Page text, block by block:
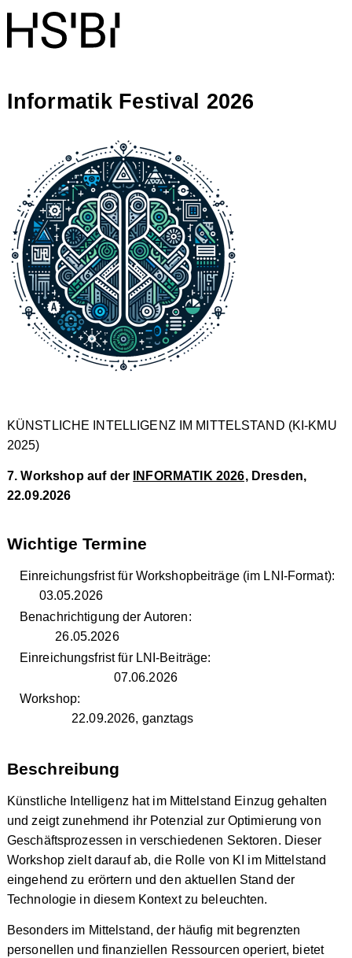
Informatik Festival 2026
KÜNSTLICHE INTELLIGENZ IM MITTELSTAND (KI-KMU
2025)
7. Workshop auf der INFORMATIK 2026,Dresden,
22.09.2026
Wichtige Termine
Einreichungsfrist für Workshopbeiträge (im LNI-Format):
03.05.2026
Benachrichtigung der Autoren:
26.05.2026
Einreichungsfrist für LNI-Beiträge:
07.06.2026
Workshop:
22.09.2026, ganztags
Beschreibung
Künstliche Intelligenz hat im Mittelstand Einzug gehalten
und zeigt zunehmend ihr Potenzial zur Optimierung von
Geschäftsprozessen in verschiedenen Sektoren. Dieser
Workshop zielt darauf ab, die Rolle von KI im Mittelstand
eingehend zu erörtern und den aktuellen Stand der
Technologie in diesem Kontext zu beleuchten.
Besonders im Mittelstand, der häufig mit begrenzten
personellen und finanziellen Ressourcen operiert, bietet